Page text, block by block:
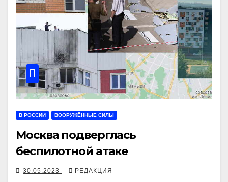
В РОССИИ ВООРУЖЁННЫЕ СИЛЫ
Москва подверглась
беспилотной атаке
30.05.2023 РЕДАКЦИЯ